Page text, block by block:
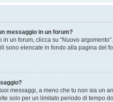
messaggio in un forum?
un forum, clicca su “Nuovo
sono elencate in fondo alla pagina del
messaggi, a meno che tu non sia un
solo per un limitato periodo di tempo